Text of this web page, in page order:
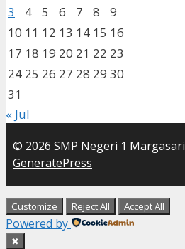
3
4 5 6 7 8
9
10 11 12 13 14 15 16
17 18 19 20 21 22 23
24 25 26 27 28 29 30
31
« Jul
© 2026 SMP Negeri 1 Margasari
GeneratePress
Customize Reject All Accept All
Powered by
✖